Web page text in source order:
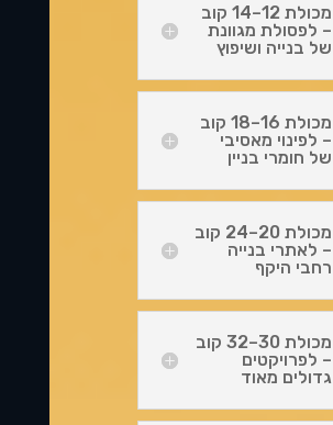
מכולת 12–14 קוב
– לפסולת מגוונת
של בנייה ושיפוץ
מכולת 16–18 קוב
– לפינוי מאסיבי
של חומרי בניין
מכולת 20–24 קוב
– לאתרי בנייה
רחבי היקף
מכולת 30–32 קוב
– לפרויקטים
גדולים מאוד